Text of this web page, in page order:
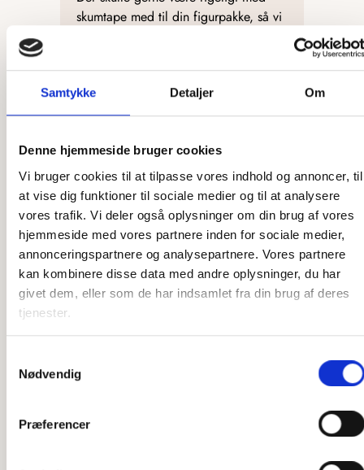
Samtykke Detaljer Om
Denne hjemmeside bruger cookies
Vi bruger cookies til at tilpasse vores indhold og annoncer, til
at vise dig funktioner til sociale medier og til at analysere
vores trafik. Vi deler også oplysninger om din brug af vores
hjemmeside med vores partnere inden for sociale medier,
annonceringspartnere og analysepartnere. Vores partnere
kan kombinere disse data med andre oplysninger, du har
givet dem, eller som de har indsamlet fra din brug af deres
tjenester.
Nødvendig
Præferencer
skumtape med til din figurpakke, så vi
fremtiden.
Se relaterede produkter: